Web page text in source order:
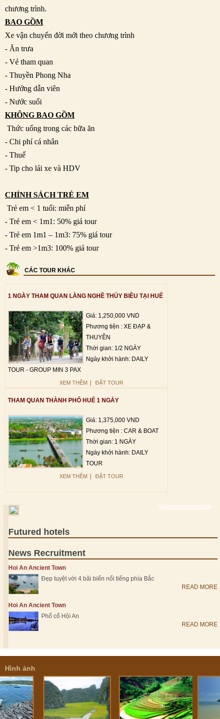
chương trình.
BAO GỒM
Xe vận chuyển đời mới theo chương trình
- Ăn trưa
- Vé tham quan
- Thuyền Phong Nha
- Hướng dẫn viên
- Nước suối
KHÔNG BAO GỒM
Thức uống trong các bữa ăn
- Chi phí cá nhân
- Thuế
- Tip cho lái xe và HDV
CHÍNH SÁCH TRẺ EM
Trẻ em < 1 tuổi: miễn phí
- Trẻ em < 1m1: 50% giá tour
- Trẻ em 1m1 – 1m3: 75% giá tour
- Trẻ em >1m3: 100% giá tour
CÁC TOUR KHÁC
1 NGÀY THAM QUAN LÀNG NGHỀ THỦY BIỀU TẠI HUẾ
Giá: 1,250,000 VND
Phương tiện : XE ĐẠP &
THUYỀN
Thời gian: 1/2 NGÀY
Ngày khởi hành: DAILY
TOUR - GROUP MIN 3 PAX
XEM THÊM | ĐẶT TOUR
THAM QUAN THÀNH PHỐ HUẾ 1 NGÀY
Giá: 1,375,000 VND
Phương tiện : CAR & BOAT
Thời gian: 1 NGÀY
Ngày khởi hành: DAILY
TOUR
XEM THÊM | ĐẶT TOUR
Futured hotels
News Recruitment
Hoi An Ancient Town
Đẹp tuyệt vời 4 bãi biển nổi tiếng phía Bắc
READ MORE
Hoi An Ancient Town
Phố cổ Hội An
READ MORE
Hình ảnh